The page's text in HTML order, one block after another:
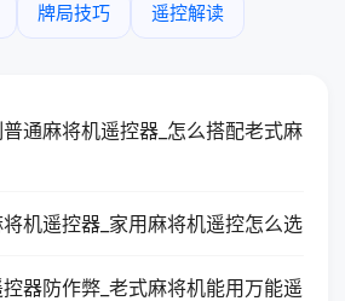
牌局技巧 遥控解读
通麻将机遥控器_怎么搭配老式麻
机遥控器_家用麻将机遥控怎么选
器防作弊_老式麻将机能用万能遥